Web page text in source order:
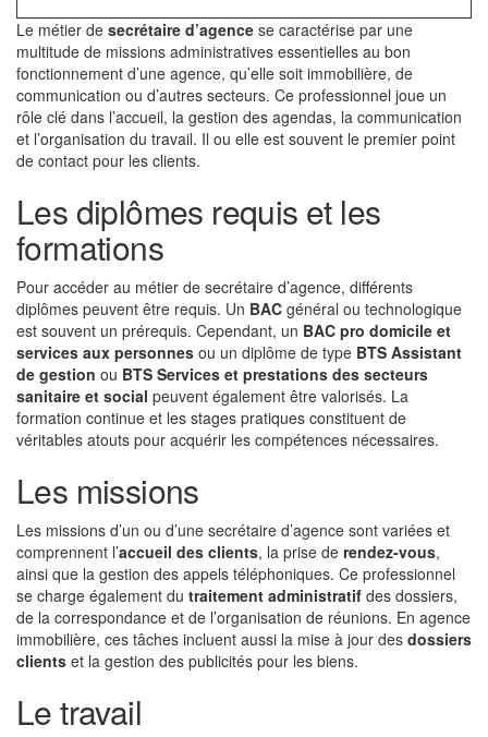
Le métier de secrétaire d’agence se caractérise par une
multitude de missions administratives essentielles au bon
fonctionnement d’une agence, qu’elle soit immobilière, de
communication ou d’autres secteurs. Ce professionnel joue un
rôle clé dans l’accueil, la gestion des agendas, la communication
et l’organisation du travail. Il ou elle est souvent le premier point
de contact pour les clients.
Les diplômes requis et les
formations
Pour accéder au métier de secrétaire d’agence, différents
diplômes peuvent être requis. Un BAC général ou technologique
est souvent un prérequis. Cependant, un BAC pro domicile et
services aux personnes ou un diplôme de type BTS Assistant
de gestion ou BTS Services et prestations des secteurs
sanitaire et social peuvent également être valorisés. La
formation continue et les stages pratiques constituent de
véritables atouts pour acquérir les compétences nécessaires.
Les missions
Les missions d’un ou d’une secrétaire d’agence sont variées et
comprennent l’accueil des clients, la prise de rendez-vous,
ainsi que la gestion des appels téléphoniques. Ce professionnel
se charge également du traitement administratif des dossiers,
de la correspondance et de l’organisation de réunions. En agence
immobilière, ces tâches incluent aussi la mise à jour des dossiers
clients et la gestion des publicités pour les biens.
Le travail